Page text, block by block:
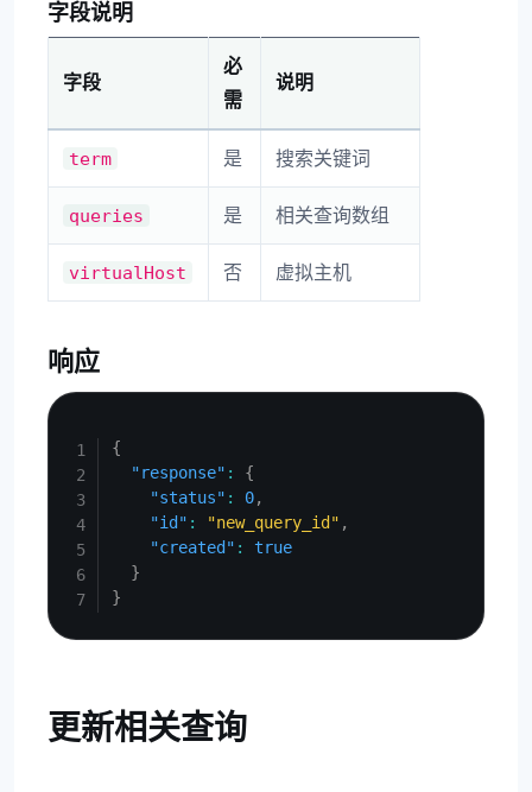
字段说明
字段
必
需
说明
term 是 搜索关键词
queries 是 相关查询数组
virtualHost 否 虚拟主机
响应
{
"response" :
{
"status" : 0,
"id" : "new_query_id" ,
"created" :
true
}
}
更新相关查询